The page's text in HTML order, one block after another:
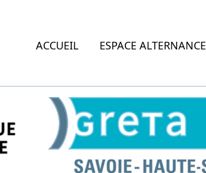
ACCUEIL ESPACE ALTERNANCE